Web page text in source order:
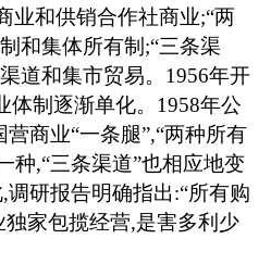
业和供销合作社商业;“两
和集体所有制 ;“三条渠
道和集市贸易。 1956年开
制逐渐单化。 1958年公
营商业“一条腿”,“两种所有
种,“三条渠道”也相应地变
,调研报告明确指出:“所有购
家包揽经营,是害多利少